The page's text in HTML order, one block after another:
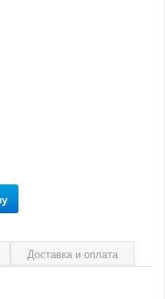
Доставка и оплата